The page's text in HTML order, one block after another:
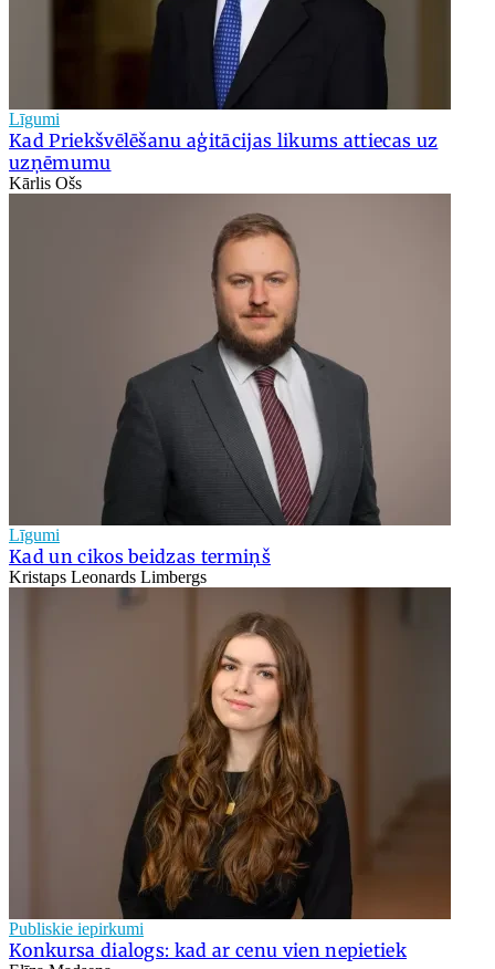
Līgumi
Kad Priekšvēlēšanu aģitācijas likums attiecas uz
uzņēmumu
Kārlis Ošs
Līgumi
Kad un cikos beidzas termiņš
Kristaps Leonards Limbergs
Publiskie iepirkumi
Konkursa dialogs: kad ar cenu vien nepietiek